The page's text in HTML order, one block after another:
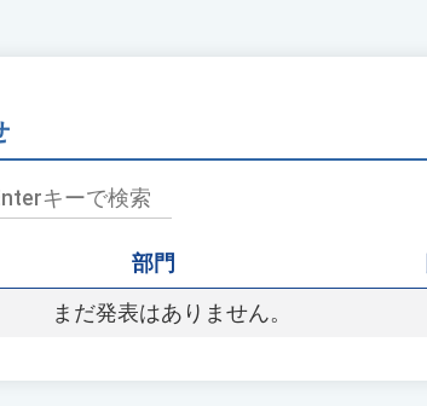
部門
まだ発表はありません。